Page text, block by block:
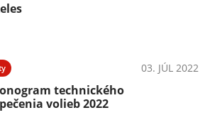
03. JÚL 2022
technického
volieb 2022